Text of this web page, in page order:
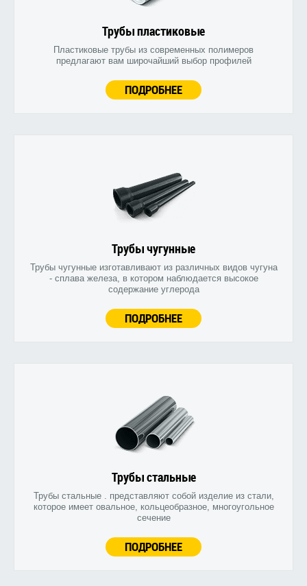
Трубы пластиковые
Пластиковые трубы из современных полимеров
предлагают вам широчайший выбор профилей
ПОДРОБНЕЕ
Трубы чугунные
Трубы чугунные изготавливают из различных видов чугуна
- сплава железа, в котором наблюдается высокое
содержание углерода
ПОДРОБНЕЕ
Трубы стальные
Трубы стальные . представляют собой изделие из стали,
которое имеет овальное, кольцеобразное, многоугольное
сечение
ПОДРОБНЕЕ